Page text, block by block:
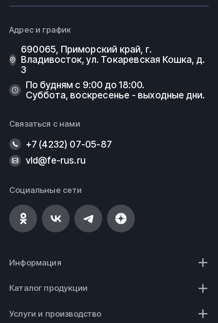
Адрес и график
690065, Приморский край, г.
Владивосток, ул. Токаревская Кошка, д.
3
По будням с 9:00 до 18:00.
Суббота, воскресенье - выходные дни.
Связаться с нами
+7 (4232) 07-05-87
vld@fe-rus.ru
Социальные сети
Информация
Каталог продукции
Услуги и производство